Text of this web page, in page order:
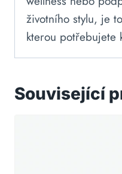
životního stylu, je
kterou potřebujete
Související